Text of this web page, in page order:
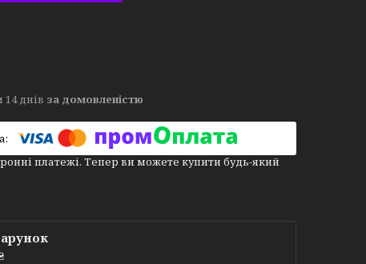
днів за домовленістю
платежі. Тепер ви можете купити будь-який